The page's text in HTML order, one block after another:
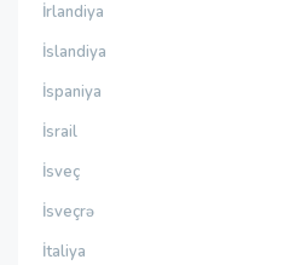
İrlandiya
İslandiya
İspaniya
İsrail
İsveç
İsveçrə
İtaliya